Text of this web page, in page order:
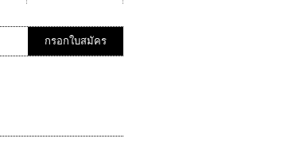
กรอกใบสมัคร